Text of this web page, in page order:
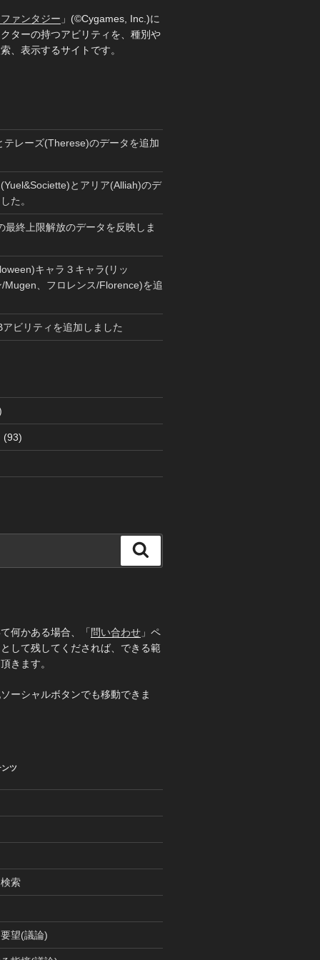
ァンタジー 」(©Cygames, Inc.)に
ターの持つアビリティを、種別や
、表示するサイトです。
テレーズ(Therese)のデータを追加
とアリア(Alliah)のデ
た。
最終上限解放のデータを反映しま
キャラ３キャラ(リッ
Mugen、フロレンス/Florence)を追
ビリティを追加しました
(93)
索
何かある場合、「 問い合わせ」ペ
して残してくだされば、できる範
きます。
ーシャルボタンでも移動できま
ツ
索
望(議論)